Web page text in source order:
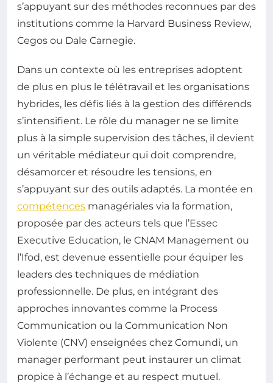
s’appuyant sur des méthodes reconnues par des
institutions comme la Harvard Business Review,
Cegos ou Dale Carnegie.
Dans un contexte où les entreprises adoptent
de plus en plus le télétravail et les organisations
hybrides, les défis liés à la gestion des différends
s’intensifient. Le rôle du manager ne se limite
plus à la simple supervision des tâches, il devient
un véritable médiateur qui doit comprendre,
désamorcer et résoudre les tensions, en
s’appuyant sur des outils adaptés. La montée en
compétences managériales via la formation,
proposée par des acteurs tels que l’Essec
Executive Education, le CNAM Management ou
l’Ifod, est devenue essentielle pour équiper les
leaders des techniques de médiation
professionnelle. De plus, en intégrant des
approches innovantes comme la Process
Communication ou la Communication Non
Violente (CNV) enseignées chez Comundi, un
manager performant peut instaurer un climat
propice à l’échange et au respect mutuel.